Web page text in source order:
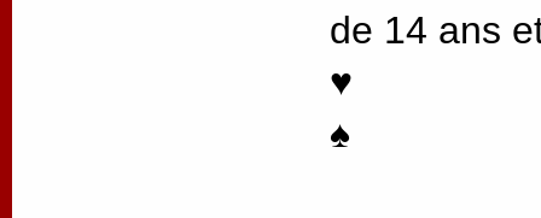
de 14 ans
♥
♠